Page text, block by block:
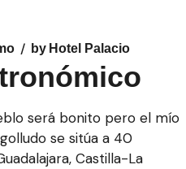
by Hotel Palacio
será bonito pero el mío
se sitúa a 40
Castilla-La